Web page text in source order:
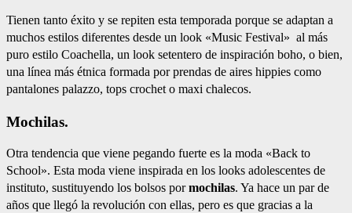
Tienen tanto éxito y se repiten esta temporada porque se adaptan a
muchos estilos diferentes desde un look «Music Festival» al más
puro estilo Coachella, un look setentero de inspiración boho, o bien,
una línea más étnica formada por prendas de aires hippies como
pantalones palazzo, tops crochet o maxi chalecos.
Mochilas.
Otra tendencia que viene pegando fuerte es la moda «Back to
School». Esta moda viene inspirada en los looks adolescentes de
instituto, sustituyendo los bolsos pormochilas. Ya hace un par de
años que llegó la revolución con ellas, pero es que gracias a la